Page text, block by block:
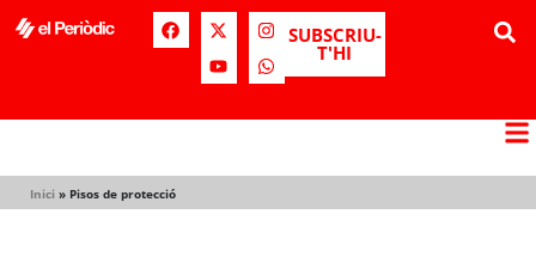
SUBSCRIU-
T'HI
Inici » Pisos de protecció